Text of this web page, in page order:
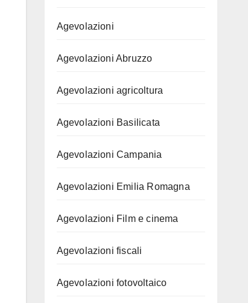
Agevolazioni
Agevolazioni Abruzzo
Agevolazioni agricoltura
Agevolazioni Basilicata
Agevolazioni Campania
Agevolazioni Emilia Romagna
Agevolazioni Film e cinema
Agevolazioni fiscali
Agevolazioni fotovoltaico